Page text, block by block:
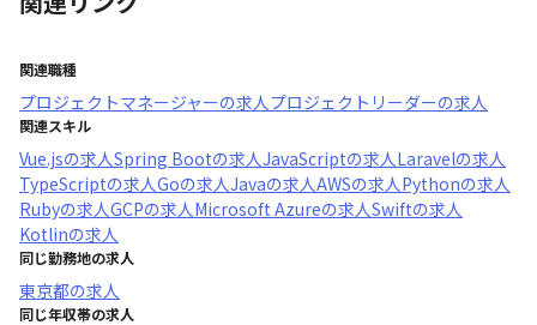
関連職種
プロジェクトマネージャーの求人プロジェクトリーダーの求人
関連スキル
Vue.jsの求人Spring Bootの求人JavaScriptの求人Laravelの求人
TypeScriptの求人Goの求人Javaの求人AWSの求人Pythonの求人
Rubyの求人GCPの求人Microsoft Azureの求人Swiftの求人
Kotlinの求人
同じ勤務地の求人
東京都の求人
同じ年収帯の求人